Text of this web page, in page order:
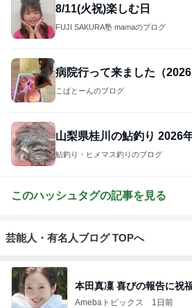
8/11(火祝)楽しむ日
FUJI SAKURA塾 mamaのブログ
病院行って来ました（
こぱとーんのブログ
山梨県桂川の鮎釣り 2026
鮎釣り・ヒメマス釣りのブログ
このハッシュタグの記事を見る
芸能人・有名人ブログ TOPへ
本田真凜 喜びの報告に祝
Amebaトピックス 1日前